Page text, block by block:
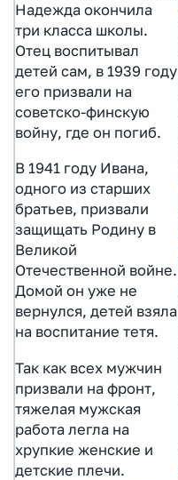
Надежда окончила
три класса школы.
Отец воспитывал
детей сам, в 1939 году
его призвали на
советско-финскую
войну, где он погиб.
В 1941 году Ивана,
одного из старших
братьев, призвали
защищать Родину в
Великой
Отечественной войне.
Домой он уже не
вернулся, детей взяла
на воспитание тетя.
Так как всех мужчин
призвали на фронт,
тяжелая мужская
работа легла на
хрупкие женские и
детские плечи.